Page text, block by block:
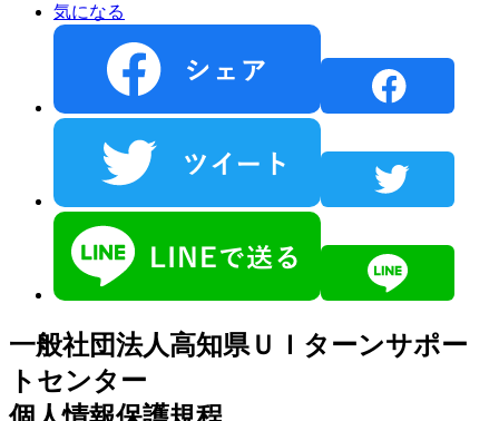
気になる
一般社団法人高知県ＵＩターンサポー
トセンター